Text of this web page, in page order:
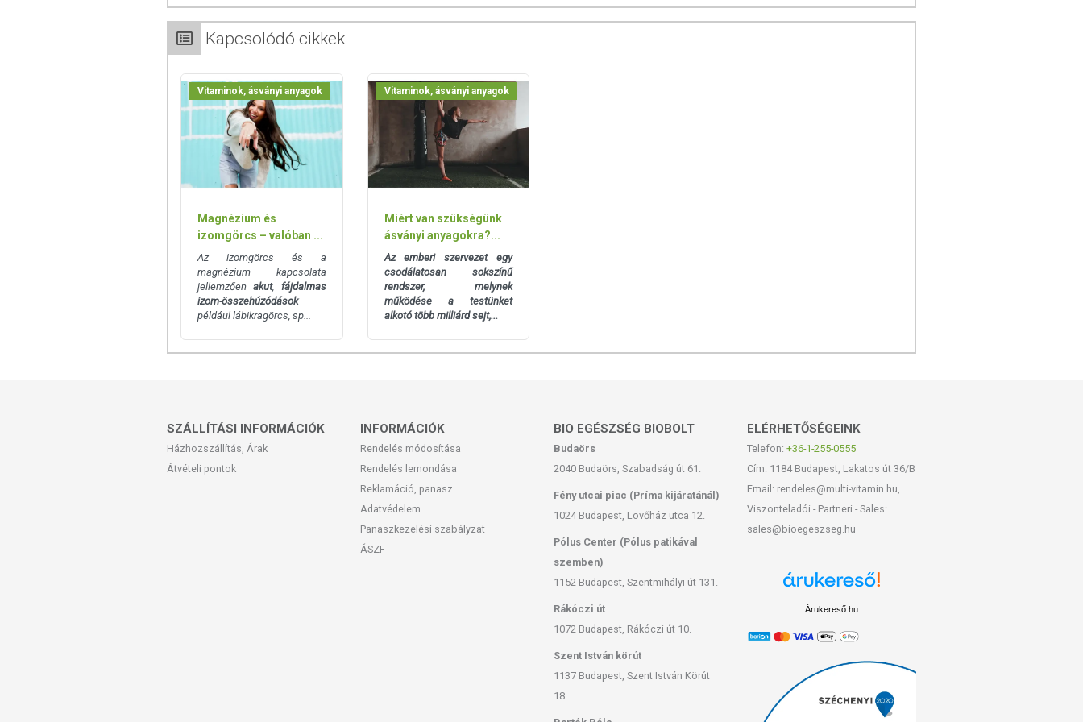
Kapcsolódó cikkek
Vitaminok, ásványi anyagok
Magnézium és
izomgörcs – valóban ...
Az izomgörcs és a
magnézium kapcsolata
jellemzőenakut, fájdalmas
izom-összehúzódások –
például lábikragörcs, sp...
Vitaminok, ásványi anyagok
Miért van szükségünk
ásványi anyagokra?...
Az emberi szervezet egy
csodálatosan sokszínű
rendszer, melynek
működése a testünket
alkotó több milliárd sejt,...
SZÁLLÍTÁSI INFORMÁCIÓK
Házhozszállítás, Árak
Átvételi pontok
INFORMÁCIÓK
Rendelés módosítása
Rendelés lemondása
Reklamáció, panasz
Adatvédelem
Panaszkezelési szabályzat
ÁSZF
BIO EGÉSZSÉG BIOBOLT
Budaörs
2040 Budaörs, Szabadság út 61.
Fény utcai piac (Príma kijáratánál)
1024 Budapest, Lövőház utca 12.
Pólus Center (Pólus patikával
szemben)
1152 Budapest, Szentmihályi út 131.
Rákóczi út
1072 Budapest, Rákóczi út 10.
Szent István körút
1137 Budapest, Szent István Körút
18.
ELÉRHETŐSÉGEINK
Telefon: +36-1-255-0555
Cím: 1184 Budapest, Lakatos út 36/B
Email: rendeles@multi-vitamin.hu,
Viszonteladói - Partneri - Sales:
sales@bioegeszseg.hu
Árukereső.hu